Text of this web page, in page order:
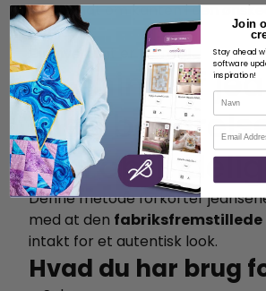
Sy rundt om kanten i den
folden
Din nye kant er færdig!
Falsning af
med
den
Denne metode forkorter
med at den fabriksfremstillede
intakt for et autentisk look.
Hvad du har brug
Join
Stay ahead
software
inspiration!
Navn
E-mail